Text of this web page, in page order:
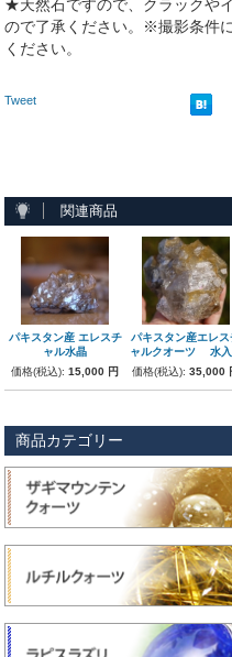
★天然石ですので、クラックや
ので了承ください。※撮影条件
ください。
Tweet
関連商品
パキスタン産 エレスチ
ャル水晶
価格(税込):15,000 円
パキスタン産エレス
ャルクオーツ 水入
価格(税込):35,000
商品カテゴリー